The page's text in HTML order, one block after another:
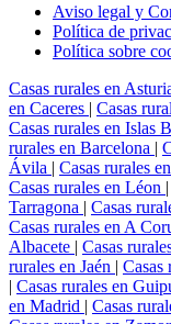
Aviso legal y
Política de
Política sobre
Casas rurales en
en Caceres | Casas
Casas rurales en Islas
rurales en Barcelona |
Ávila | Casas rurales
Casas rurales en Léon |
Tarragona | Casas
Casas rurales en A
Albacete | Casas
rurales en Jaén | Casas
| Casas rurales en
en Madrid | Casas